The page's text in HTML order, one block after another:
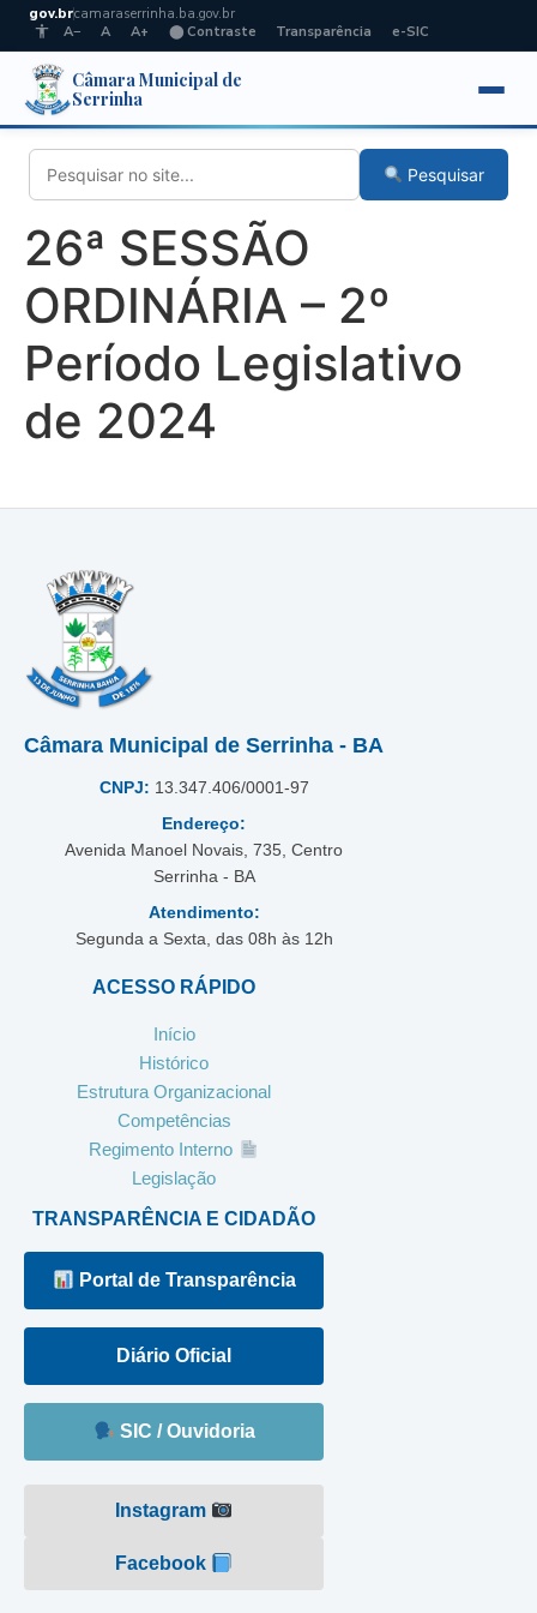
gov.brcamaraserrinha.ba.gov.br
A−
A A+ ⬤ Contraste Transparência e-SIC
Câmara Municipal de
Serrinha
Pesquisar
26ª SESSÃO
ORDINÁRIA – 2º
Período Legislativo
de 2024
Câmara Municipal de Serrinha - BA
CNPJ: 13.347.406/0001-97
Endereço:
Avenida Manoel Novais, 735, Centro
Serrinha - BA
Atendimento:
Segunda a Sexta, das 08h às 12h
ACESSO RÁPIDO
Início
Histórico
Estrutura Organizacional
Competências
Regimento Interno
Legislação
TRANSPARÊNCIA E CIDADÃO
Portal de Transparência
Diário Oficial
SIC / Ouvidoria
Instagram
Facebook